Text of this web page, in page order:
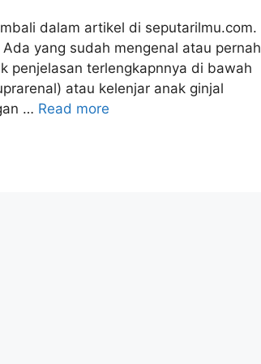
dalam artikel di seputarilmu.com.
yang sudah mengenal atau pernah
penjelasan terlengkapnnya di bawah
atau kelenjar anak ginjal
… Read more